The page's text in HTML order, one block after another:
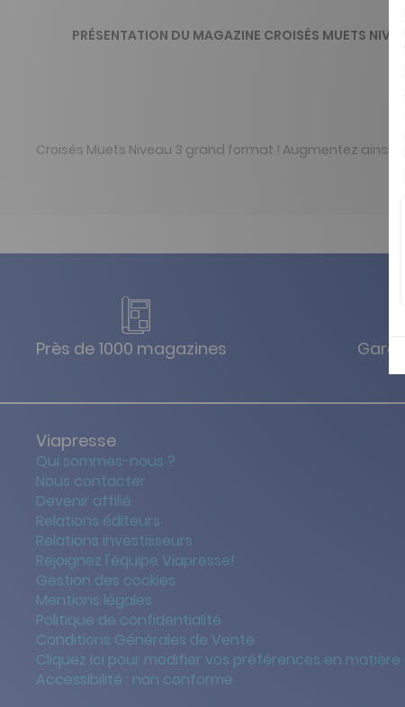
PRÉSENTATION DU MAGAZINE CROISÉS MUETS
Croisés Muets Niveau 3 grand format ! Augmentez ainsi
Près de 1000 magazines
Viapresse
Qui sommes-nous ?
Nous contacter
Devenir affilié
Relations éditeurs
Relations investisseurs
Rejoignez l'équipe Viapresse!
Gestion des cookies
Mentions légales
Politique de confidentialité
Conditions Générales de Vente
Cliquez ici pour modifier vos préférences en matière
Accessibilité : non conforme